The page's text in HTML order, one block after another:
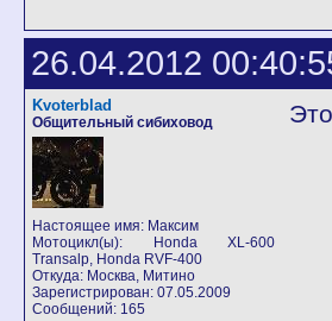
26.04.2012
Kvoterblad
Общительный сибиховод
Настоящее имя: Максим
Мотоцикл(ы): Honda XL-600
Transalp, Honda RVF-400
Откуда: Москва, Митино
Зарегистрирован: 07.05.2009
Сообщений: 165